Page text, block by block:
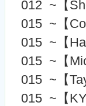
012 ~【
015 ~【
015 ~【
015 ~【
015 ~【
015 ~【